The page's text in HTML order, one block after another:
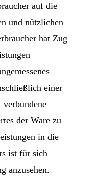
auf die
und nützlichen
hat Zug
einer
der Ware zu
in die
ist für sich
anzusehen.